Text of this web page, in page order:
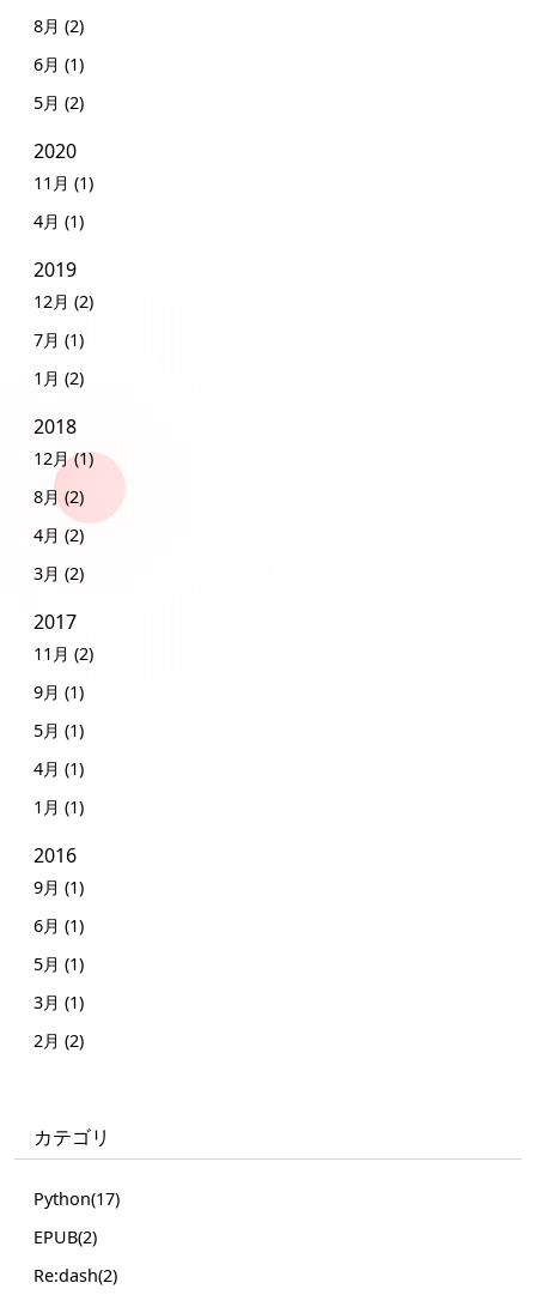
8月 (2)
6月 (1)
5月 (2)
2020
11月 (1)
4月 (1)
2019
12月 (2)
7月 (1)
1月 (2)
2018
12月 (1)
8月 (2)
4月 (2)
3月 (2)
2017
11月 (2)
9月 (1)
5月 (1)
4月 (1)
1月 (1)
2016
9月 (1)
6月 (1)
5月 (1)
3月 (1)
2月 (2)
カテゴリ
Python(17)
EPUB(2)
Re:dash(2)